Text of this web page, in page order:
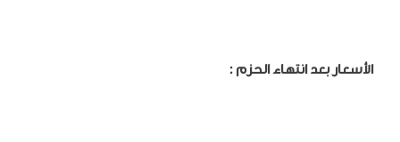
الأسعار بعد انتهاء الحزم :